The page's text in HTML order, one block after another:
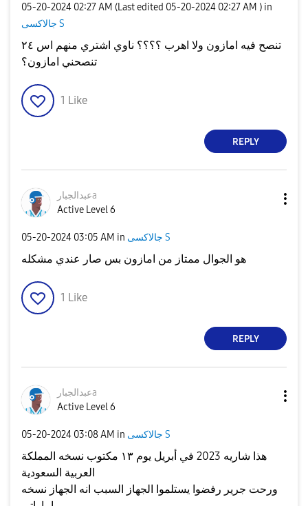
‎05-20-2024 02:27 AM (Last edited ‎05-20-2024 02:27 AM ) in
جالاكسى S
تنصح فيه امازون ولا اهرب ؟؟؟؟ ناوي اشتري منهم اس ٢٤
تنصحني امازون؟
1 Like
REPLY
عبدالجبارa
Active Level 6
‎05-20-2024 03:05 AM in جالاكسى S
هو الجوال ممتاز من امازون بس صار عندي مشكله
1 Like
REPLY
عبدالجبارa
Active Level 6
‎05-20-2024 03:08 AM in جالاكسى S
هذا شاريه 2023 في أبريل يوم ١٣ مكتوب نسخه المملكة
العربية السعودية
ورحت جرير رفضوا يستلموا الجهاز السبب انه الجهاز نسخه